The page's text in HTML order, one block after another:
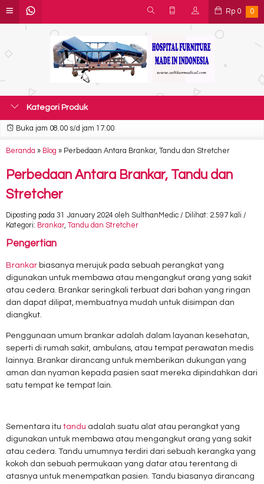
Rp 0 0
Kategori Produk
Buka jam 08.00 s/d jam 17.00
Beranda » Blog » Perbedaan Antara Brankar, Tandu dan Stretcher
Perbedaan Antara Brankar, Tandu dan
Stretcher
Diposting pada 31 January 2024 oleh SulthanMedic / Dilihat: 2.597 kali /
Kategori: Brankar, Tandu dan Stretcher
Pengertian
Brankar biasanya merujuk pada sebuah perangkat yang
digunakan untuk membawa atau mengangkut orang yang sakit
atau cedera. Brankar seringkali terbuat dari bahan yang ringan
dan dapat dilipat, membuatnya mudah untuk disimpan dan
diangkut.
Penggunaan umum brankar adalah dalam layanan kesehatan,
seperti di rumah sakit, ambulans, atau tempat perawatan medis
lainnya. Brankar dirancang untuk memberikan dukungan yang
aman dan nyaman kepada pasien saat mereka dipindahkan dari
satu tempat ke tempat lain.
Sementara itu tandu adalah suatu alat atau perangkat yang
digunakan untuk membawa atau mengangkut orang yang sakit
atau cedera. Tandu umumnya terdiri dari sebuah kerangka yang
kokoh dan sebuah permukaan yang datar atau terentang di
atasnya untuk menempatkan pasien. Tandu biasanya dirancang